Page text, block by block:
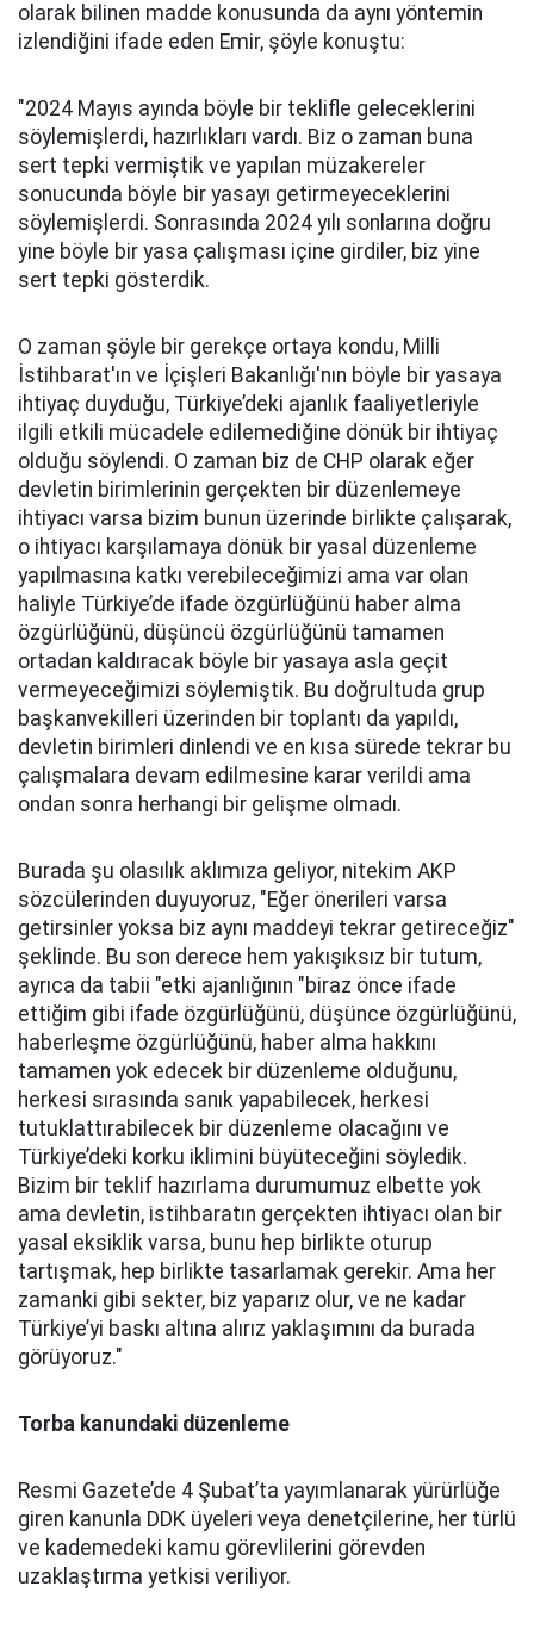
olarak bilinen madde konusunda da aynı yöntemin
izlendiğini ifade eden Emir, şöyle konuştu:
"2024 Mayıs ayında böyle bir teklifle geleceklerini
söylemişlerdi, hazırlıkları vardı. Biz o zaman buna
sert tepki vermiştik ve yapılan müzakereler
sonucunda böyle bir yasayı getirmeyeceklerini
söylemişlerdi. Sonrasında 2024 yılı sonlarına doğru
yine böyle bir yasa çalışması içine girdiler, biz yine
sert tepki gösterdik.
O zaman şöyle bir gerekçe ortaya kondu, Milli
İstihbarat'ın ve İçişleri Bakanlığı'nın böyle bir yasaya
ihtiyaç duyduğu, Türkiye’deki ajanlık faaliyetleriyle
ilgili etkili mücadele edilemediğine dönük bir ihtiyaç
olduğu söylendi. O zaman biz de CHP olarak eğer
devletin birimlerinin gerçekten bir düzenlemeye
ihtiyacı varsa bizim bunun üzerinde birlikte çalışarak,
o ihtiyacı karşılamaya dönük bir yasal düzenleme
yapılmasına katkı verebileceğimizi ama var olan
haliyle Türkiye’de ifade özgürlüğünü haber alma
özgürlüğünü, düşüncü özgürlüğünü tamamen
ortadan kaldıracak böyle bir yasaya asla geçit
vermeyeceğimizi söylemiştik. Bu doğrultuda grup
başkanvekilleri üzerinden bir toplantı da yapıldı,
devletin birimleri dinlendi ve en kısa sürede tekrar bu
çalışmalara devam edilmesine karar verildi ama
ondan sonra herhangi bir gelişme olmadı.
Burada şu olasılık aklımıza geliyor, nitekim AKP
sözcülerinden duyuyoruz, "Eğer önerileri varsa
getirsinler yoksa biz aynı maddeyi tekrar getireceğiz"
şeklinde. Bu son derece hem yakışıksız bir tutum,
ayrıca da tabii "etki ajanlığının "biraz önce ifade
ettiğim gibi ifade özgürlüğünü, düşünce özgürlüğünü,
haberleşme özgürlüğünü, haber alma hakkını
tamamen yok edecek bir düzenleme olduğunu,
herkesi sırasında sanık yapabilecek, herkesi
tutuklattırabilecek bir düzenleme olacağını ve
Türkiye’deki korku iklimini büyüteceğini söyledik.
Bizim bir teklif hazırlama durumumuz elbette yok
ama devletin, istihbaratın gerçekten ihtiyacı olan bir
yasal eksiklik varsa, bunu hep birlikte oturup
tartışmak, hep birlikte tasarlamak gerekir. Ama her
zamanki gibi sekter, biz yaparız olur, ve ne kadar
Türkiye’yi baskı altına alırız yaklaşımını da burada
görüyoruz."
Torba kanundaki düzenleme
Resmi Gazete’de 4 Şubat’ta yayımlanarak yürürlüğe
giren kanunla DDK üyeleri veya denetçilerine, her türlü
ve kademedeki kamu görevlilerini görevden
uzaklaştırma yetkisi veriliyor.